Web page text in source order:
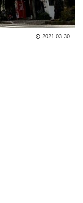
2021.03.30